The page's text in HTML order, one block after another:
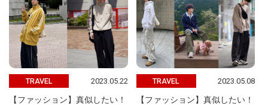
TRAVEL 2023.05.22
【ファッション】真似したい！
TRAVEL 2023.05.08
【ファッション】真似したい！